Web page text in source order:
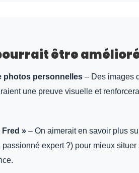
être
photos personnelles – Des images
une preuve visuelle et
Fred » – On aimerait en savoir plus
passionné expert ?) pour mieux situer